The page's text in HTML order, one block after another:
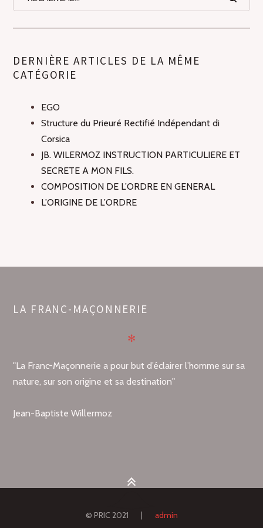
DERNIÈRE ARTICLES DE LA MÊME
CATÉGORIE
EGO
Structure du Prieuré Rectifié Indépendant di
Corsica
JB. WILERMOZ INSTRUCTION PARTICULIERE ET
SECRETE A MON FILS.
COMPOSITION DE L’ORDRE EN GENERAL
L’ORIGINE DE L’ORDRE
LA FRANC-MAÇONNERIE
✻
"La Franc-Maçonnerie a pour but d’éclairer l’homme sur sa
nature, sur son origine et sa destination"
Jean-Baptiste Willermoz
© PRIC 2021 | admin